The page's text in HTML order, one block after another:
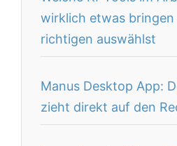
wirklich etwas bringen
richtigen auswählst
Manus Desktop App:
zieht direkt auf den